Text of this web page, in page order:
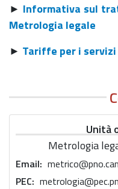
► Informativa sul
Metrologia legale
► Tariffe per i
Unità
Metrologia
Email
PEC